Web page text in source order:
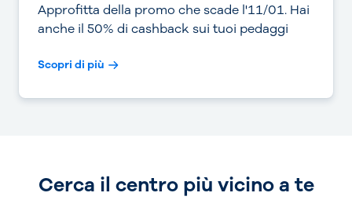
Approfitta della promo che scade l'11/01. Hai
anche il 50% di cashback sui tuoi pedaggi
Scopri di più
Cerca il centro più vicino a te